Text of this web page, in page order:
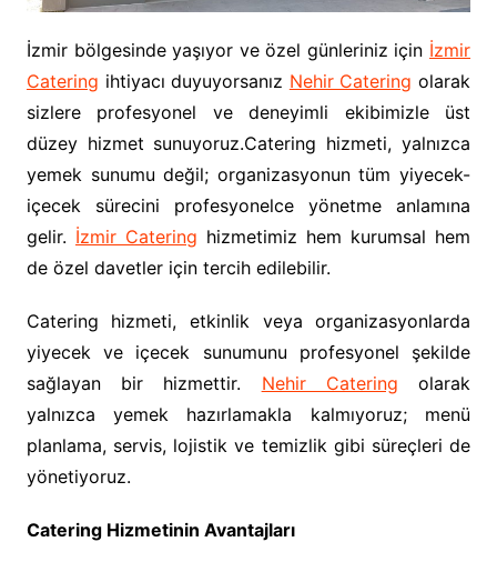
İzmir bölgesinde yaşıyor ve özel günleriniz için İzmir
Catering ihtiyacı duyuyorsanız Nehir Catering olarak
sizlere profesyonel ve deneyimli ekibimizle üst
düzey hizmet sunuyoruz.Catering hizmeti, yalnızca
yemek sunumu değil; organizasyonun tüm yiyecek-
içecek sürecini profesyonelce yönetme anlamına
gelir. İzmir Catering hizmetimiz hem kurumsal hem
de özel davetler için tercih edilebilir.
Catering hizmeti, etkinlik veya organizasyonlarda
yiyecek ve içecek sunumunu profesyonel şekilde
sağlayan bir hizmettir. Nehir Catering olarak
yalnızca yemek hazırlamakla kalmıyoruz; menü
planlama, servis, lojistik ve temizlik gibi süreçleri de
yönetiyoruz.
Catering Hizmetinin Avantajları